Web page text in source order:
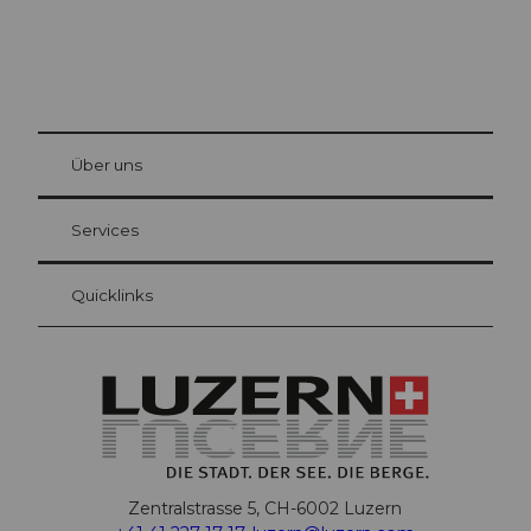
Gästekarte Luzern
Ihre Vorteile als Übernachtungsgast
at Bre
Über uns
Services
Quicklinks
Zentralstrasse 5, CH-6002 Luzern